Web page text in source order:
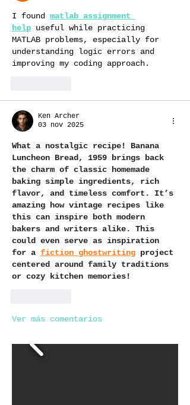
I found matlab assignment
help useful while practicing
MATLAB problems, especially for
understanding logic errors and
improving my coding approach.
Ken Archer
03 nov 2025
What a nostalgic recipe! Banana
Luncheon Bread, 1959 brings back
the charm of classic homemade
baking simple ingredients, rich
flavor, and timeless comfort. It’s
amazing how vintage recipes like
this can inspire both modern
bakers and writers alike. This
could even serve as inspiration
for a fiction ghostwriting project
centered around family traditions
or cozy kitchen memories!
Ver más comentarios